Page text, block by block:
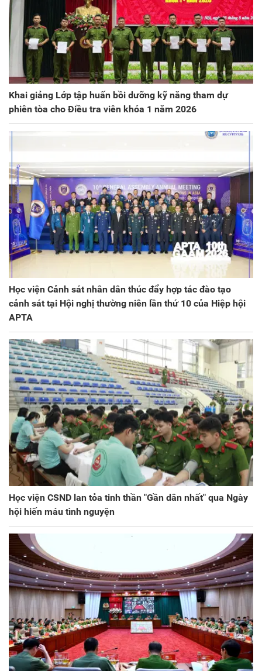
Khai giảng Lớp tập huấn bồi dưỡng kỹ năng tham dự
phiên tòa cho Điều tra viên khóa 1 năm 2026
Học viện Cảnh sát nhân dân thúc đẩy hợp tác đào tạo
cảnh sát tại Hội nghị thường niên lần thứ 10 của Hiệp hội
APTA
Học viện CSND lan tỏa tinh thần "Gần dân nhất" qua Ngày
hội hiến máu tình nguyện